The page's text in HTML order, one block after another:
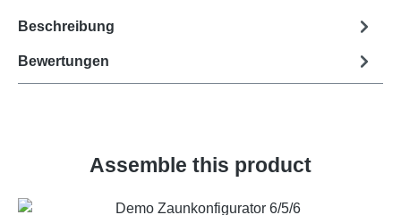
Beschreibung
Bewertungen
Assemble this product